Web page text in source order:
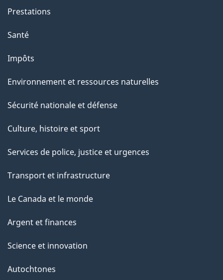
Prestations
Santé
Impôts
Environnement et ressources naturelles
Sécurité nationale et défense
Culture, histoire et sport
Services de police, justice et urgences
Transport et infrastructure
Le Canada et le monde
Argent et finances
Science et innovation
Autochtones